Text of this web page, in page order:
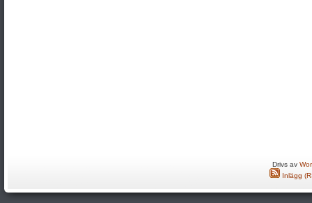
Drivs av
Inlägg